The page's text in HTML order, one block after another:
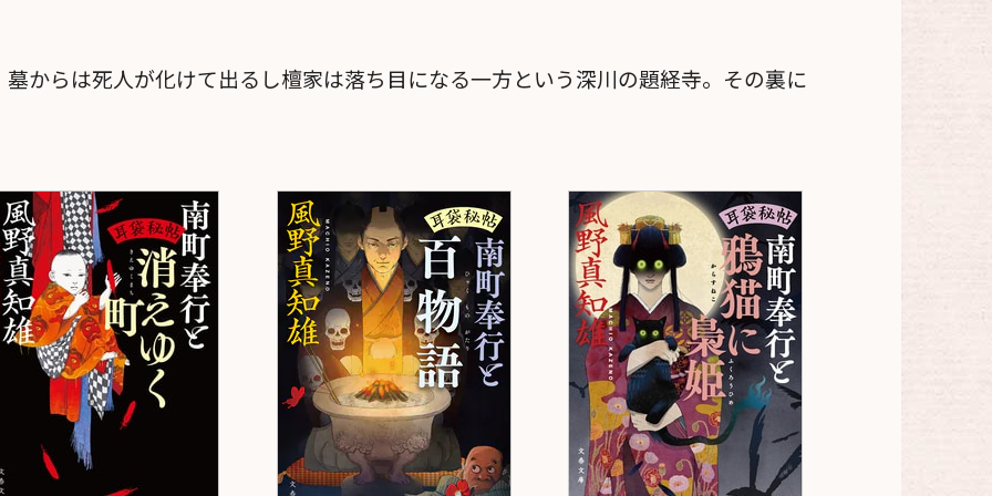
からは死人が化けて出るし檀家は落ち目になる一方という深川の題経寺。その裏に